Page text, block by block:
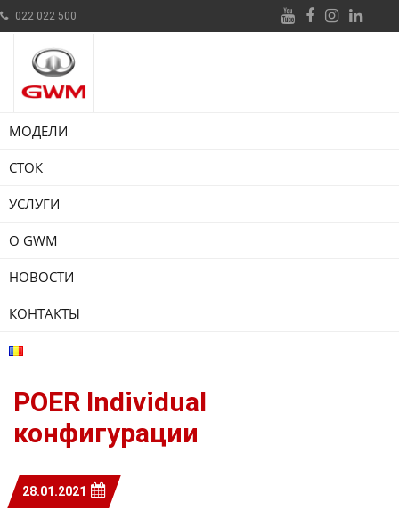
022 022 500
МОДЕЛИ
СТОК
УСЛУГИ
О GWM
НОВОСТИ
КОНТАКТЫ
POER Individual
конфигурации
28.01.2021